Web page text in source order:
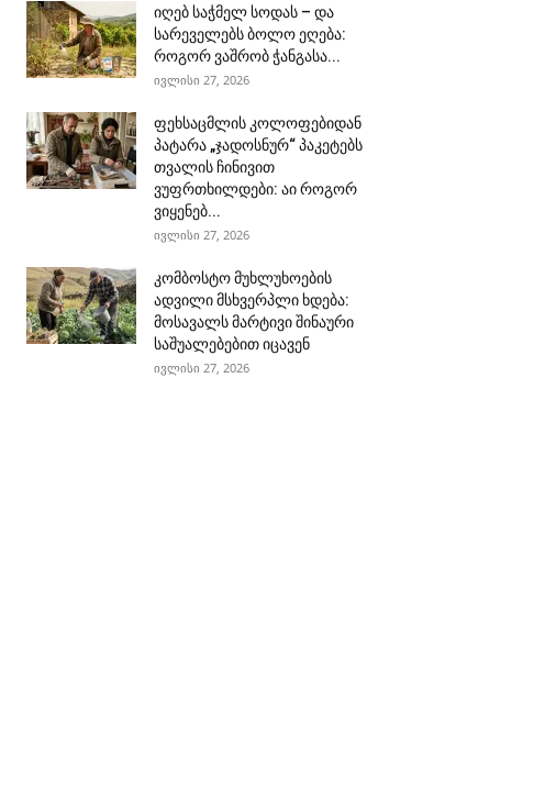
იღებ საჭმელ სოდას – და
სარეველებს ბოლო ეღება:
როგორ ვაშრობ ჭანგასა...
ივლისი 27, 2026
ფეხსაცმლის კოლოფებიდან
პატარა „ჯადოსნურ“ პაკეტებს
თვალის ჩინივით
ვუფრთხილდები: აი როგორ
ვიყენებ...
ივლისი 27, 2026
კომბოსტო მუხლუხოების
ადვილი მსხვერპლი ხდება:
მოსავალს მარტივი შინაური
საშუალებებით იცავენ
ივლისი 27, 2026